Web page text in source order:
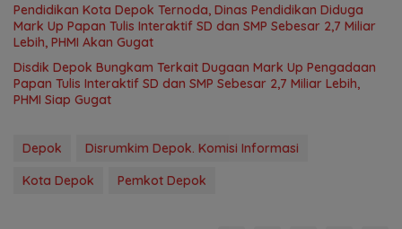
Pendidikan Kota Depok Ternoda, Dinas Pendidikan Diduga
Mark Up Papan Tulis Interaktif SD dan SMP Sebesar 2,7 Miliar
Lebih, PHMI Akan Gugat
Disdik Depok Bungkam Terkait Dugaan Mark Up Pengadaan
Papan Tulis Interaktif SD dan SMP Sebesar 2,7 Miliar Lebih,
PHMI Siap Gugat
Depok
Disrumkim Depok. Komisi Informasi
Kota Depok
Pemkot Depok